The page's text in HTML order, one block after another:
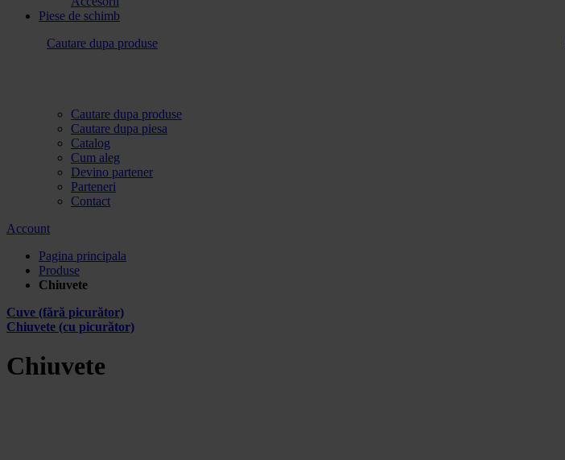
Piese de schimb
Cautare dupa produse
Cautare dupa produse
Cautare dupa piesa
Catalog
Cum aleg
Devino partener
Parteneri
Contact
Account
Pagina principala
Produse
Chiuvete
Cuve (fără picurător)
Chiuvete (cu picurător)
Chiuvete